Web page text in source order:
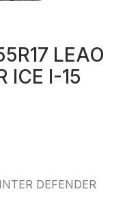
LEAO
ICE I-15
DEFENDER